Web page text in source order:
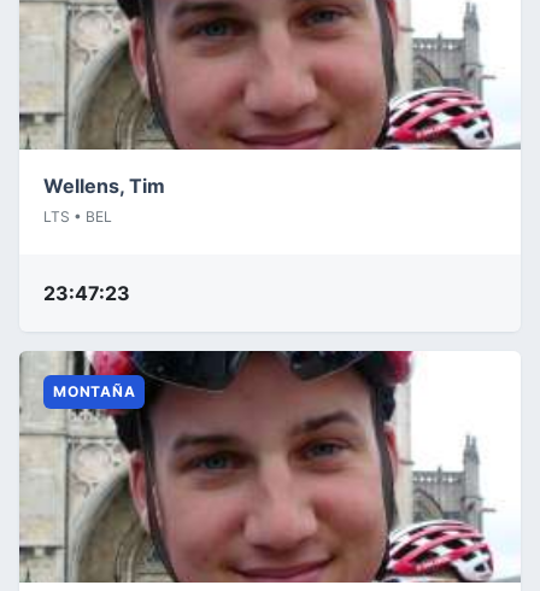
Wellens, Tim
LTS • BEL
23:47:23
MONTAÑA